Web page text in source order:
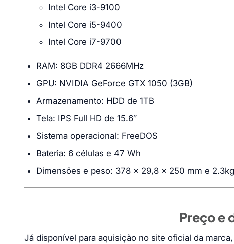
Intel Core i3-9100
Intel Core i5-9400
Intel Core i7-9700
RAM: 8GB DDR4 2666MHz
GPU: NVIDIA GeForce GTX 1050 (3GB)
Armazenamento: HDD de 1TB
Tela: IPS Full HD de 15.6″
Sistema operacional: FreeDOS
Bateria: 6 células e 47 Wh
Dimensões e peso: 378 x 29,8 x 250 mm e 2.3kg
Preço e
Já disponível para aquisição no site oficial da